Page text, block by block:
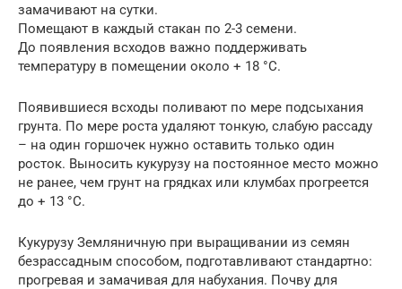
замачивают на сутки.
Помещают в каждый стакан по 2-3 семени.
До появления всходов важно поддерживать
температуру в помещении около + 18 °C.
Появившиеся всходы поливают по мере подсыхания
грунта. По мере роста удаляют тонкую, слабую рассаду
– на один горшочек нужно оставить только один
росток. Выносить кукурузу на постоянное место можно
не ранее, чем грунт на грядках или клумбах прогреется
до + 13 °C.
Кукурузу Земляничную при выращивании из семян
безрассадным способом, подготавливают стандартно:
прогревая и замачивая для набухания. Почву для